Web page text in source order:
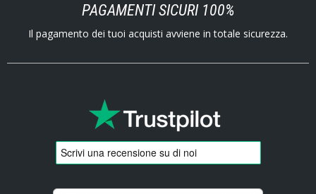
PAGAMENTI SICURI 100%
Il pagamento dei tuoi acquisti avviene in totale sicurezza.